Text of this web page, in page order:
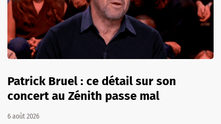
Patrick Bruel : ce détail sur son
concert au Zénith passe mal
6 août 2026